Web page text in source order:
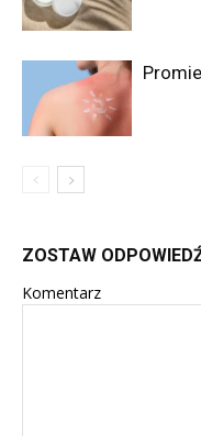
ZOSTAW
Komentarz